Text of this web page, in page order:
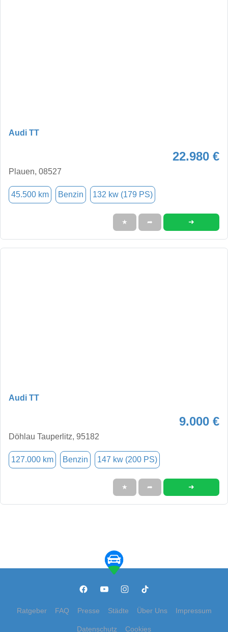
Audi TT
22.980 €
Plauen, 08527
45.500 km Benzin 132 kw (179 PS)
★ ➦ ➜
Audi TT
9.000 €
Döhlau Tauperlitz, 95182
127.000 km Benzin 147 kw (200 PS)
★ ➦ ➜
Ratgeber FAQ Presse Städte Über Uns Impressum
Datenschutz Cookies